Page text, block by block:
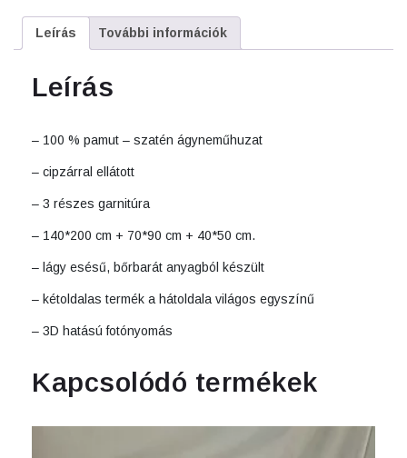
részes
pamut
szatén
ágyneműhuzat/140×200
mennyiség
Leírás További információk
Leírás
– 100 % pamut – szatén ágyneműhuzat
– cipzárral ellátott
– 3 részes garnitúra
– 140*200 cm + 70*90 cm + 40*50 cm.
– lágy esésű, bőrbarát anyagból készült
– kétoldalas termék a hátoldala világos egyszínű
– 3D hatású fotónyomás
Kapcsolódó termékek